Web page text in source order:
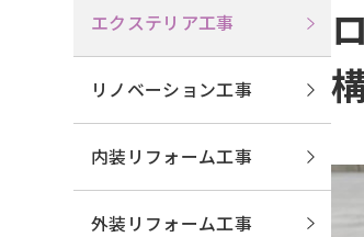
エクステリア工事
リノベーション工事
内装リフォーム工事
外装リフォーム工事